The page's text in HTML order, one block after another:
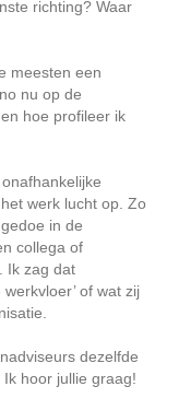
richting? Waar
meesten een
nu op de
hoe profileer ik
werk lucht op. Zo
in de
collega of
Ik zag dat
of wat zij
dezelfde
hoor jullie graag!